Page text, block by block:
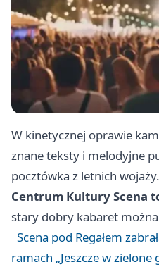
W kinetycznej oprawie
znane teksty i melodyjne
pocztówka z letnich
Centrum Kultury Scena
stary dobry kabaret
Scena pod Regałem
ramach „Jeszcze w zielone